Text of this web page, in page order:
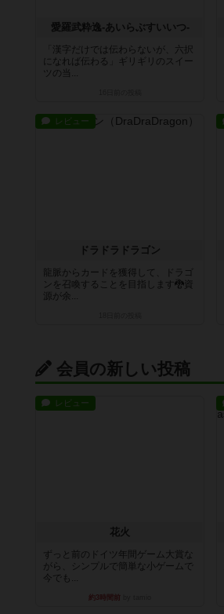
愛羅武粋逸-あいらぶすいいつ-
「漢字だけでは伝わらないが、六択
になれば伝わる」ギリギリのスイー
ツの当...
レビュー
ドラドラドラゴン
龍脈からカードを獲得して、ドラゴ
ンを召喚することを目指します🐉資
源が余...
会員の新しい投稿
レビュー
花火
ずっと前のドイツ年間ゲーム大賞な
がら、シンプルで簡単な小ゲームで
今でも...
約3時間前